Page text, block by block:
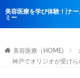
美容医療を学び体験！|ナ
ミー
美容医療（HOME)
神戸でオリジオが受け